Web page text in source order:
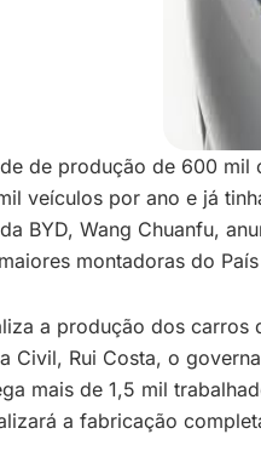
de produção de 600
veículos por ano e já
BYD, Wang Chuanfu,
montadoras do
a produção dos
Rui Costa, o
mais de 1,5 mil
a fabricação